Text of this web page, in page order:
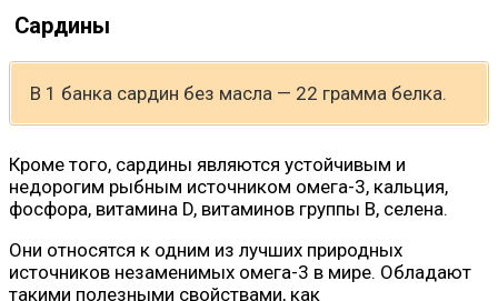
Сардины
В 1 банка сардин без масла — 22 грамма белка.
Кроме того, сардины являются устойчивым и
недорогим рыбным источником омега-3, кальция,
фосфора, витамина D, витаминов группы B, селена.
Они относятся к одним из лучших природных
источников незаменимых омега-3 в мире. Обладают
такими полезными свойствами, как